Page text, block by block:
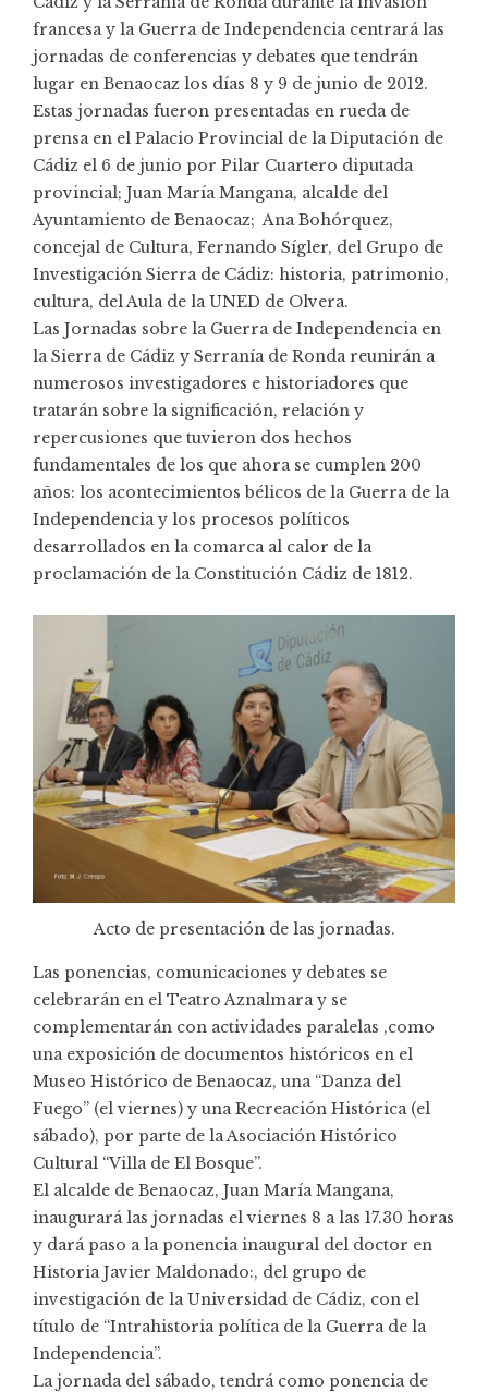
francesa y la Guerra de Independencia centrará las
jornadas de conferencias y debates que tendrán
lugar en Benaocaz los días 8 y 9 de junio de 2012.
Estas jornadas fueron presentadas en rueda de
prensa en el Palacio Provincial de la Diputación de
Cádiz el 6 de junio por Pilar Cuartero diputada
provincial; Juan María Mangana, alcalde del
Ayuntamiento de Benaocaz; Ana Bohórquez,
concejal de Cultura, Fernando Sígler, del Grupo de
Investigación Sierra de Cádiz: historia, patrimonio,
cultura, del Aula de la UNED de Olvera.
Las Jornadas sobre la Guerra de Independencia en
la Sierra de Cádiz y Serranía de Ronda reunirán a
numerosos investigadores e historiadores que
tratarán sobre la significación, relación y
repercusiones que tuvieron dos hechos
fundamentales de los que ahora se cumplen 200
años: los acontecimientos bélicos de la Guerra de la
Independencia y los procesos políticos
desarrollados en la comarca al calor de la
proclamación de la Constitución Cádiz de 1812.
Acto de presentación de las jornadas.
Las ponencias, comunicaciones y debates se
celebrarán en el Teatro Aznalmara y se
complementarán con actividades paralelas ,como
una exposición de documentos históricos en el
Museo Histórico de Benaocaz, una “Danza del
Fuego” (el viernes) y una Recreación Histórica (el
sábado), por parte de la Asociación Histórico
Cultural “Villa de El Bosque”.
El alcalde de Benaocaz, Juan María Mangana,
inaugurará las jornadas el viernes 8 a las 17.30 horas
y dará paso a la ponencia inaugural del doctor en
Historia Javier Maldonado:, del grupo de
investigación de la Universidad de Cádiz, con el
título de “Intrahistoria política de la Guerra de la
Independencia”.
La jornada del sábado, tendrá como ponencia de